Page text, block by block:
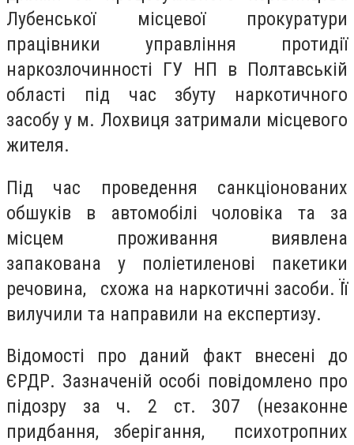
Лубенської місцевої прокуратури
працівники управління протидії
наркозлочинності ГУ НП в Полтавській
області під час збуту наркотичного
засобу у м. Лохвиця затримали місцевого
жителя.
Під час проведення санкціонованих
обшуків в автомобілі чоловіка та за
місцем проживання виявлена
запакована у поліетиленові пакетики
речовина, схожа на наркотичні засоби. Її
вилучили та направили на експертизу.
Відомості про даний факт внесені до
ЄРДР. Зазначеній особі повідомлено про
підозру за ч. 2 ст. 307 (незаконне
придбання, зберігання, психотропних